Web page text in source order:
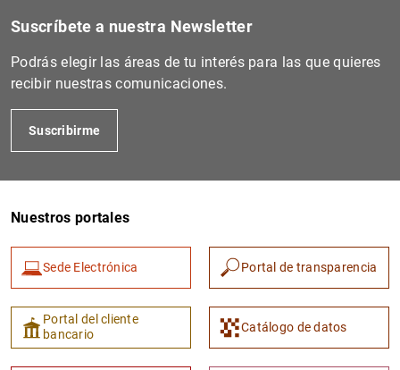
Suscríbete a nuestra Newsletter
Podrás elegir las áreas de tu interés para las que quieres
recibir nuestras comunicaciones.
Suscribirme
Nuestros portales
Sede Electrónica Portal de transparencia
Portal del cliente
bancario
Catálogo de datos